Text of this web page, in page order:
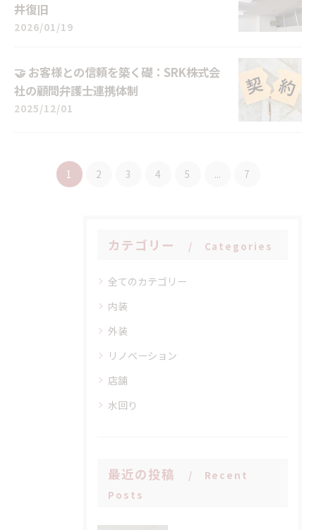
井復旧
2026/01/19
🤝 お客様との信頼を築く礎：SRK株式会
社の顧問弁護士連携体制
2025/12/01
1 2 3 4 5 ... 7
カテゴリー Categories
全てのカテゴリー
内装
外装
リノベーション
店舗
水回り
最近の投稿
Recent
Posts